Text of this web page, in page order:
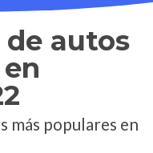
de autos
más populares en